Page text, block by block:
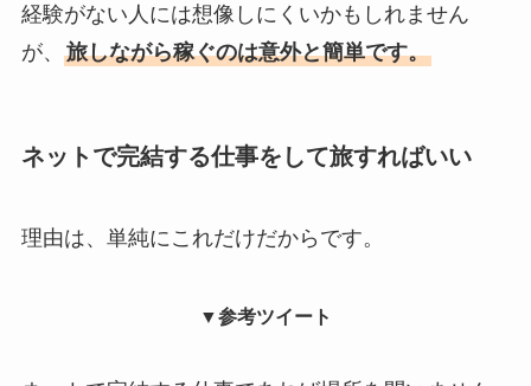
経験がない人には想像しにくいかもしれません
が、 旅しながら稼ぐのは意外と簡単です。
ネットで完結する仕事をして旅すればいい
理由は、単純にこれだけだからです。
▼参考ツイート